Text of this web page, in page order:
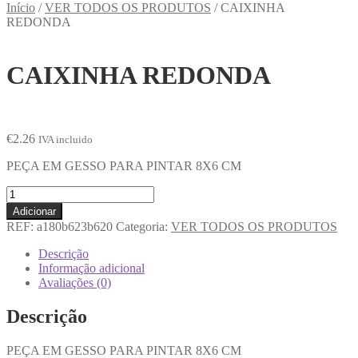
Início /VER TODOS OS PRODUTOS /CAIXINHA
REDONDA
CAIXINHA REDONDA
€2.26 IVA incluido
PEÇA EM GESSO PARA PINTAR 8X6 CM
Adicionar
REF: a180b623b620 Categoria: VER TODOS OS PRODUTOS
Descrição
Informação adicional
Avaliações (0)
Descrição
PEÇA EM GESSO PARA PINTAR 8X6 CM